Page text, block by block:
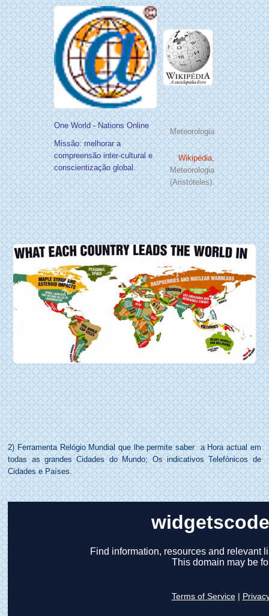
One World - Nations Online
Missão: melhorar a
compreensão inter-cultural e
conscientização global.
Meteorologia
Wikipédia,
Meteorologia
(Aristóteles).
2) Ferramenta Relógio Mundial que lhe permite sabera Hora actual em
todas as grandes Cidades do Mundo;Os indicativos Telefónicos de
Cidades e Países.